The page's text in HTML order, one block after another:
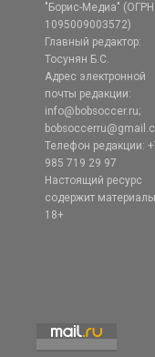
"Борис-Медиа" (ОГРН
1095009003572)
Главный редактор:
Тосунян Б.С.
Адрес электронной
почты редакции:
info@bobsoccer.ru;
Телефон редакции:
985 719 29 97
Настоящий ресурс
содержит
18+